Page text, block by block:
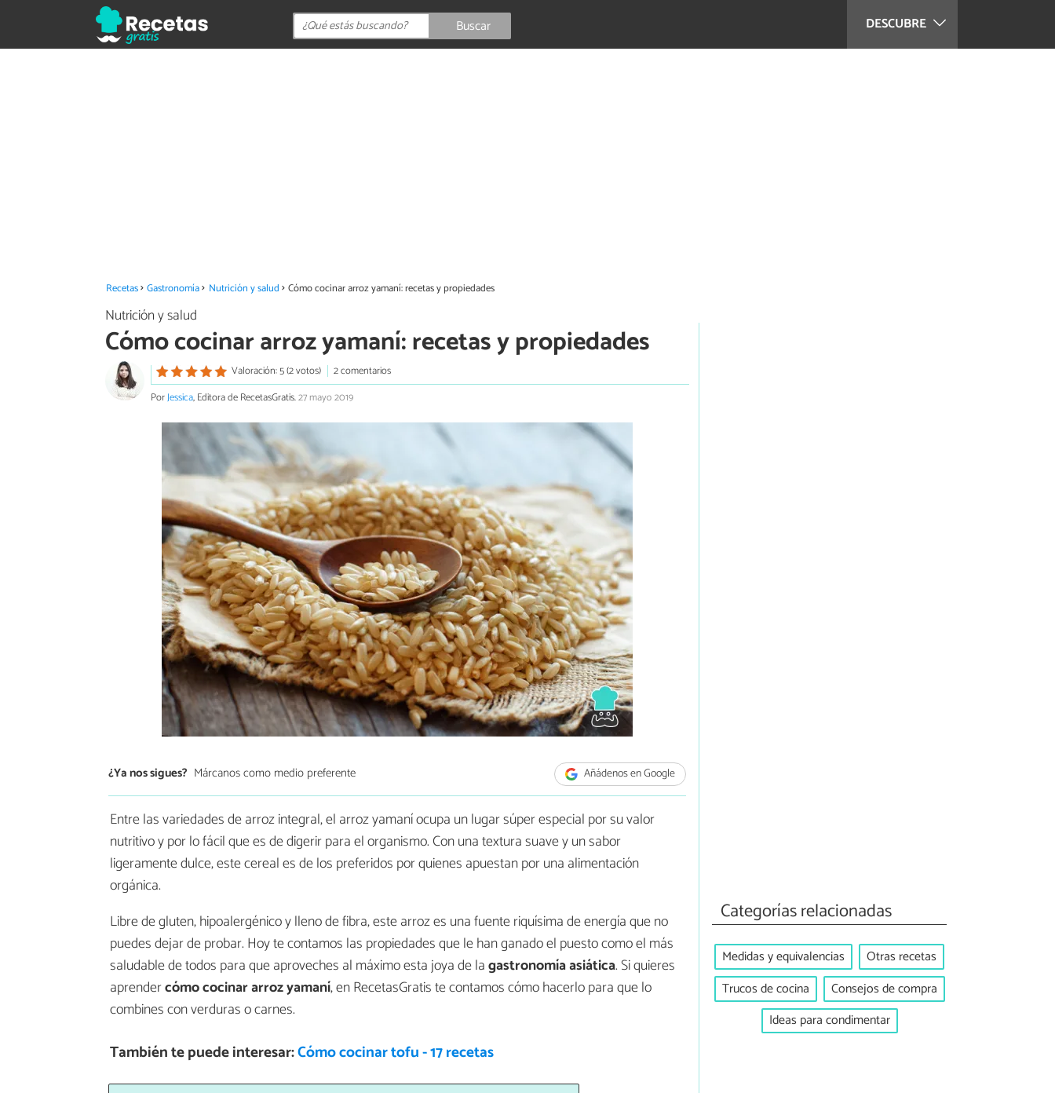
DESCUBRE
Buscar
Recetas Gastronomía Nutrición y salud Cómo cocinar arroz yamaní: recetas y propiedades
Nutrición y salud
Cómo cocinar arroz yamaní: recetas y propiedades
Valoración: 5 (2 votos)
2 comentarios
PorJessica, Editora de RecetasGratis.27 mayo 2019
¿Ya nos sigues? Márcanos como medio preferente Añádenos en Google
Entre las variedades de arroz integral, el arroz yamaní ocupa un lugar súper especial por su valor
nutritivo y por lo fácil que es de digerir para el organismo. Con una textura suave y un sabor
ligeramente dulce, este cereal es de los preferidos por quienes apuestan por una alimentación
orgánica.
Libre de gluten, hipoalergénico y lleno de fibra, este arroz es una fuente riquísima de energía que no
puedes dejar de probar. Hoy te contamos las propiedades que le han ganado el puesto como el más
saludable de todos para que aproveches al máximo esta joya de lagastronomía asiática. Si quieres
aprendercómo cocinar arroz yamaní, en RecetasGratis te contamos cómo hacerlo para que lo
combines con verduras o carnes.
También te puede interesar:Cómo cocinar tofu - 17 recetas
Categorías relacionadas
Medidas y equivalencias
Otras recetas
Trucos de cocina
Consejos de compra
Ideas para condimentar